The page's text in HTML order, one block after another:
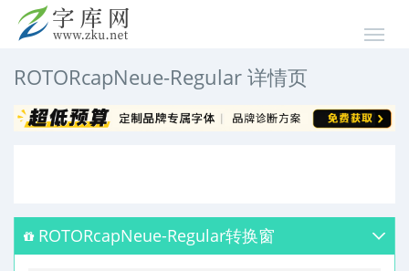
ROTORcapNeue-Regular 详情页
ROTORcapNeue-Regular转换窗